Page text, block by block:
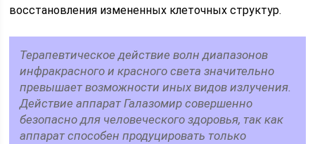
восстановления измененных клеточных структур.
Терапевтическое действие волн диапазонов
инфракрасного и красного света значительно
превышает возможности иных видов излучения.
Действие аппарат Галазомир совершенно
безопасно для человеческого здоровья, так как
аппарат способен продуцировать только